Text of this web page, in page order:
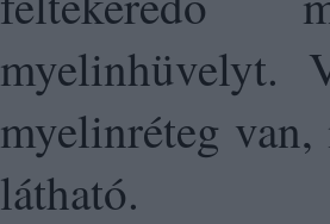
myelinhüvelyt.
myelinréteg
látható.